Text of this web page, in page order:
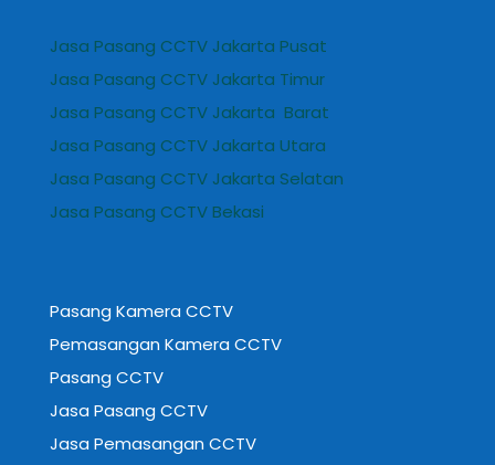
Jasa Pasang CCTV Jakarta Pusat
Jasa Pasang CCTV Jakarta Timur
Jasa Pasang CCTV Jakarta Barat
Jasa Pasang CCTV Jakarta Utara
Jasa Pasang CCTV Jakarta Selatan
Jasa Pasang CCTV Bekasi
Pasang Kamera CCTV
Pemasangan Kamera CCTV
Pasang CCTV
Jasa Pasang CCTV
Jasa Pemasangan CCTV